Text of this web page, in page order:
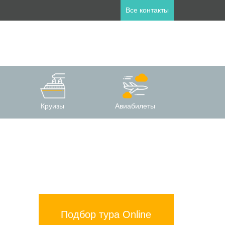
Все контакты
Катар
Круизы Авиабилеты
Подбор тура Online